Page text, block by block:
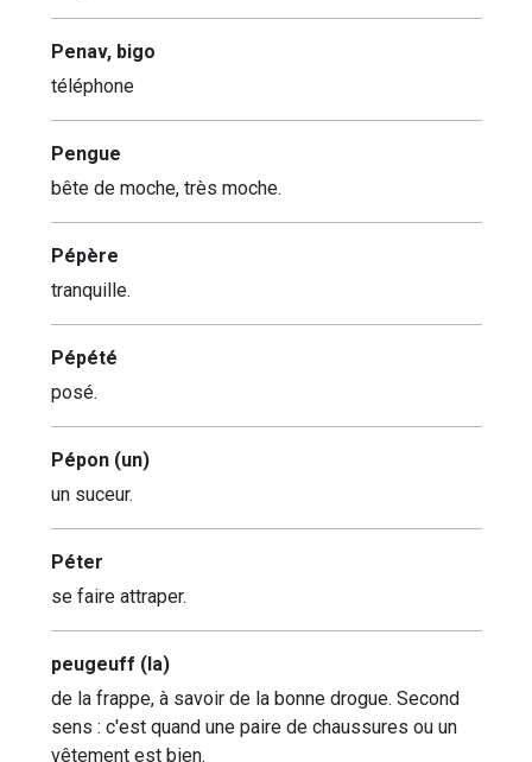
Penav, bigo
téléphone
Pengue
bête de moche, très moche.
Pépère
tranquille.
Pépété
posé.
Pépon (un)
un suceur.
Péter
se faire attraper.
peugeuff (la)
de la frappe, à savoir de la bonne drogue. Second
sens : c'est quand une paire de chaussures ou un
vêtement est bien.